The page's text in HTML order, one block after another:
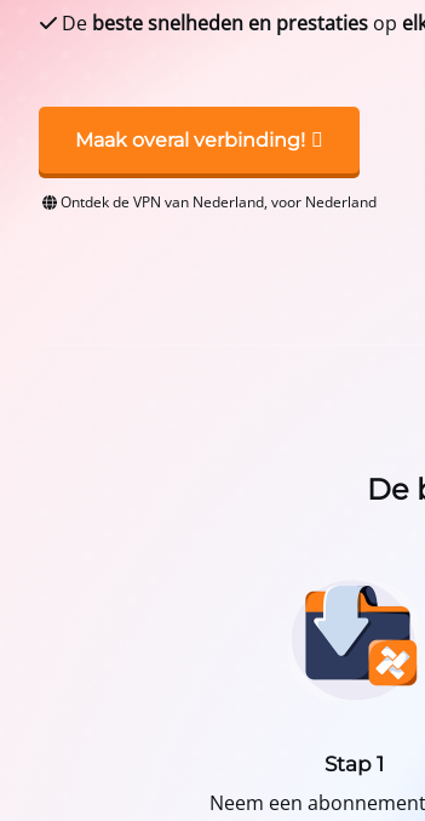
De beste snelheden en prestaties op
Maak overal verbinding!
Ontdek de VPN van Nederland, voor Nederland
De
Stap 1
Neem een